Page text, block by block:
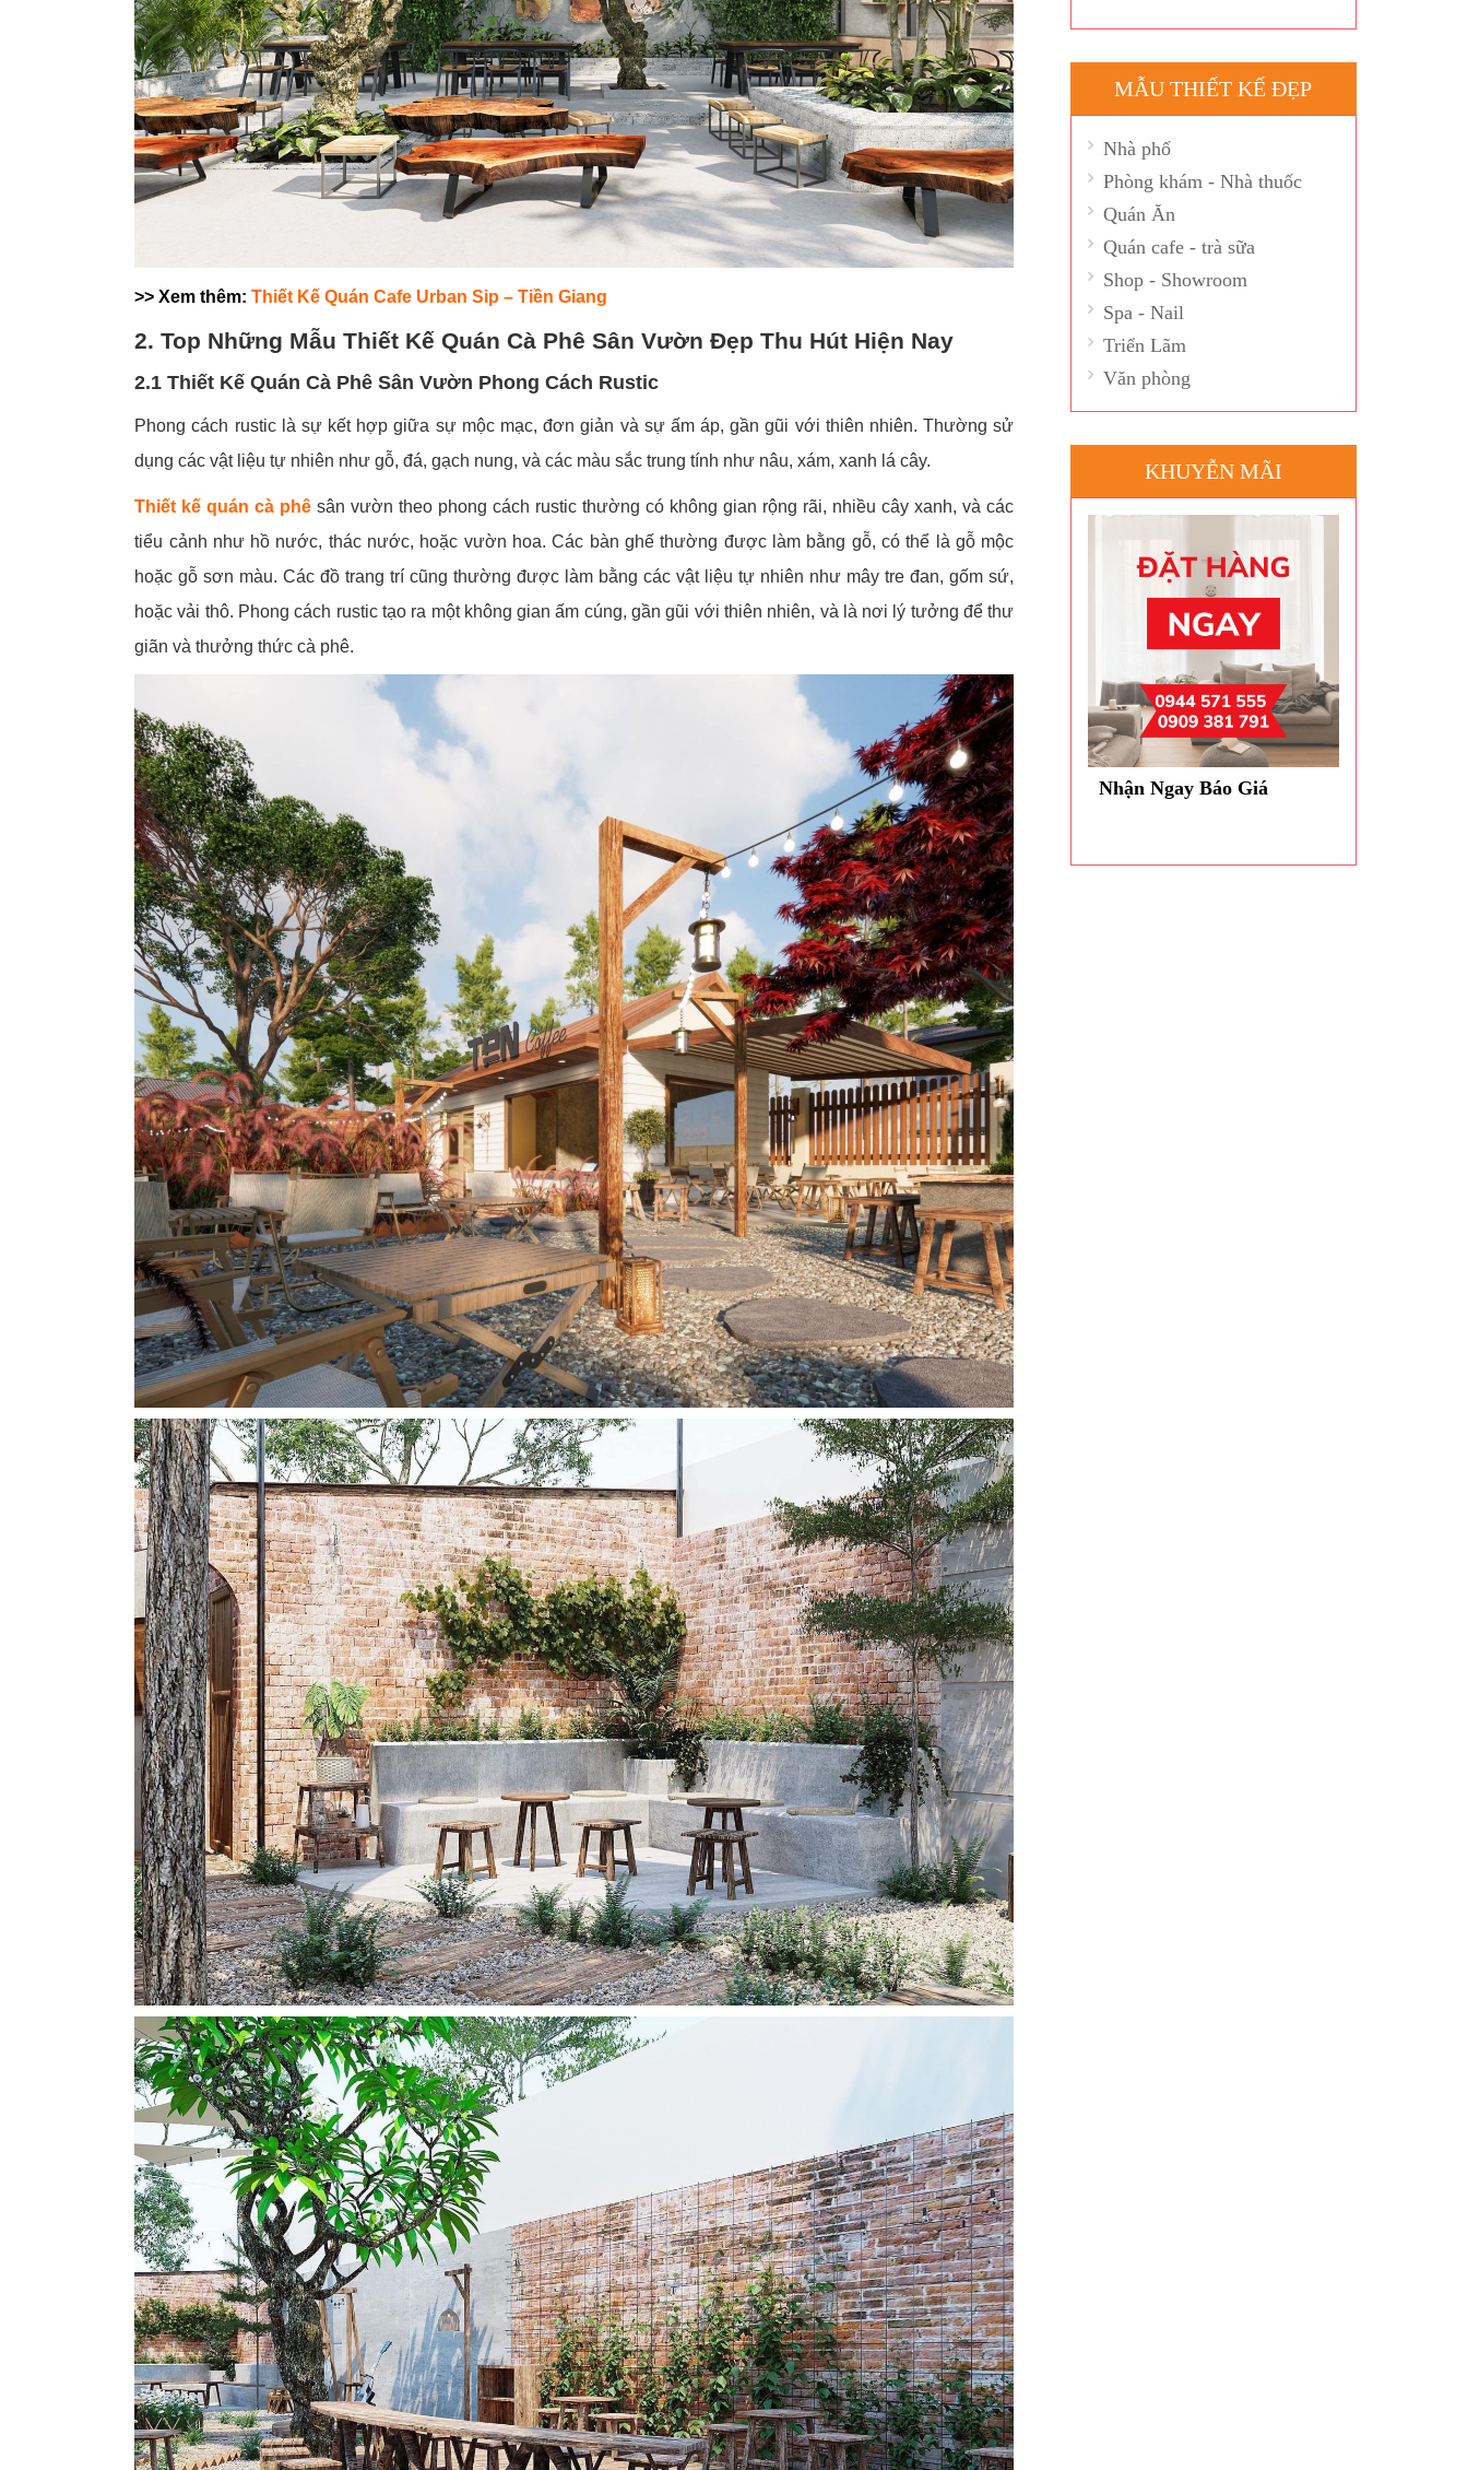
>> Xem thêm:Thiết Kế Quán Cafe Urban Sip – Tiền Giang
2. Top Những Mẫu Thiết Kế Quán Cà Phê Sân Vườn Đẹp Thu Hút Hiện Nay
2.1 Thiết Kế Quán Cà Phê Sân Vườn Phong Cách Rustic
Phong cách rustic là sự kết hợp giữa sự mộc mạc, đơn giản và sự ấm áp, gần gũi với thiên nhiên. Thường sử
dụng các vật liệu tự nhiên như gỗ, đá, gạch nung, và các màu sắc trung tính như nâu, xám, xanh lá cây.
Thiết kế quán cà phê sân vườn theo phong cách rustic thường có không gian rộng rãi, nhiều cây xanh, và các
tiểu cảnh như hồ nước, thác nước, hoặc vườn hoa. Các bàn ghế thường được làm bằng gỗ, có thể là gỗ mộc
hoặc gỗ sơn màu. Các đồ trang trí cũng thường được làm bằng các vật liệu tự nhiên như mây tre đan, gốm sứ,
hoặc vải thô. Phong cách rustic tạo ra một không gian ấm cúng, gần gũi với thiên nhiên, và là nơi lý tưởng để thư
giãn và thưởng thức cà phê.
MẪU THIẾT KẾ ĐẸP
Nhà phố
Phòng khám - Nhà thuốc
Quán Ăn
Quán cafe - trà sữa
Shop - Showroom
Spa - Nail
Triển Lãm
Văn phòng
KHUYỄN MÃI
Nhận Ngay Báo Giá